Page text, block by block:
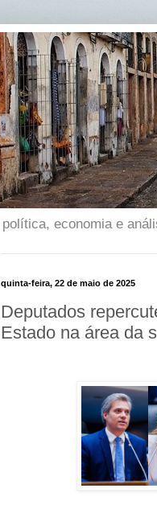
política, economia e
quinta-feira, 22 de maio de 2025
Deputados
Estado na área da